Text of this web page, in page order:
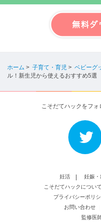
ホーム > 子育て・育児 > ベビーグ
ル！新生児から使えるおすすめ5選
こそだてハックをフォ
妊活 妊娠・
こそだてハックについて
プライバシーポリ
お問い合わせ
監修医